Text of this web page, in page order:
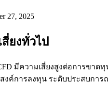
27, 2025
ยงทั่วไป
มีความเสี่ยงสูงต่อการข
งค์การลงทุน ระดับประสบการ